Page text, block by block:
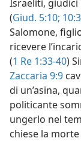
Israeliti, giudici
(Giud. 5:10;
Salomone,
ricevere
(1 Re 1:33-40)
Zaccaria 9:9
di un’asina,
politicante
ungerlo nel
chiese la morte